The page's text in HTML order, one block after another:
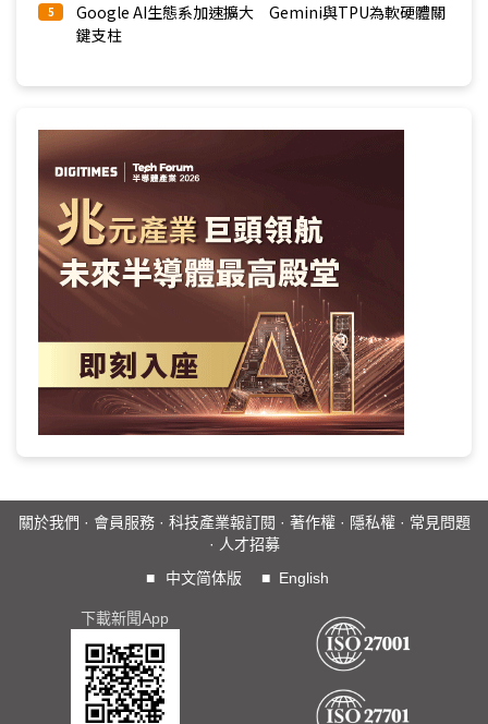
5
Google AI生態系加速擴大 Gemini與TPU為軟硬體關
鍵支柱
關於我們 · 會員服務· 科技產業報訂閱 · 著作權· 隱私權· 常見問題
· 人才招募
■
中文简体版 ■ English
下載新聞App